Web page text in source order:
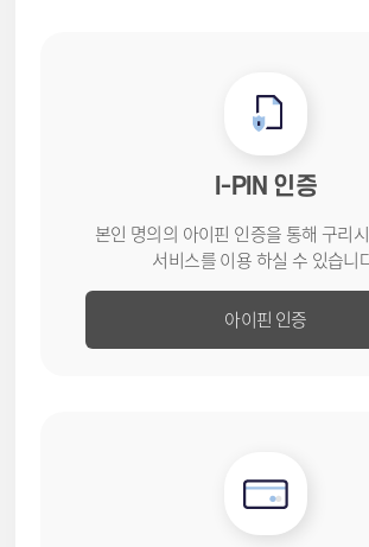
I-PIN 인증
본인 명의의 아이핀 인증을 통해 구리
서비스를이용 하실 수 있습니
아이핀 인증